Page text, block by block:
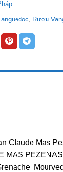
, Rượu
Claude Mas
MAS